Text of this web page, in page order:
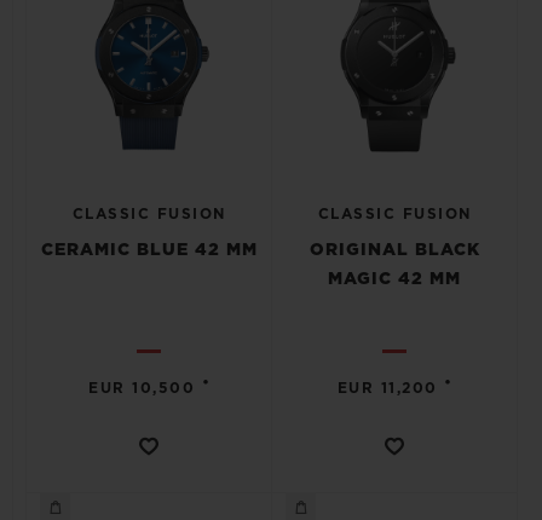
CLASSIC FUSION
CERAMIC BLUE 42 MM
EUR 10,500 •
CLASSIC FUSION
ORIGINAL BLACK
MAGIC 42 MM
EUR 11,200 •